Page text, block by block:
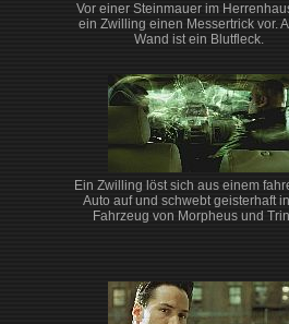
Vor einer Steinmauer im
ein Zwilling einen Messertrick vor.
Wand ist ein Blutfleck.
Ein Zwilling löst sich aus einem
Auto auf und schwebt geisterhaft
Fahrzeug von Morpheus und